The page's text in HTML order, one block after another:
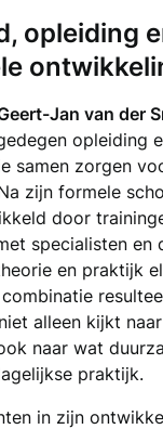
opleiding
Jan van der
opleiding
samen zorgen
zijn formele
door
specialisten en
en praktijk
alleen kijkt
naar wat
praktijk.
in zijn